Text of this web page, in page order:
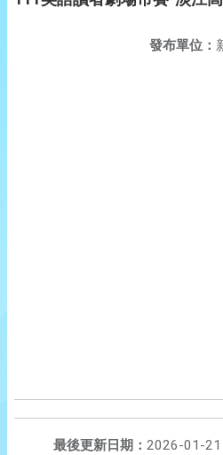
發布單位：
最後更新日期： 2026-01-21